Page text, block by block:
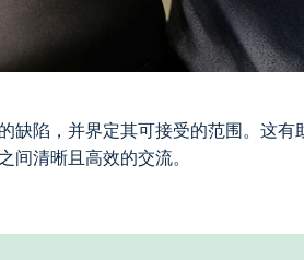
缺陷，并界定其可接受的范围。这有
间清晰且高效的交流。